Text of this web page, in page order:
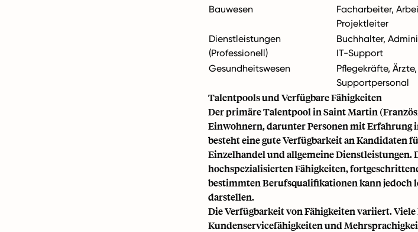
Bauwesen
Facharbeiter,
Projektleiter
Dienstleistungen
(Professionell)
Buchhalter,
IT-Support
Gesundheitswesen
Pflegekräfte, Ärzte,
Supportpersonal
Talentpools und Verfügbare Fähigkeiten
Der primäre Talentpool in Saint Martin
Einwohnern, darunter Personen mit Erfahrung
besteht eine gute Verfügbarkeit an Kandidaten
Einzelhandel und allgemeine Dienstleistungen.
hochspezialisierten Fähigkeiten,
bestimmten Berufsqualifikationen kann jedoch
darstellen.
Die Verfügbarkeit von Fähigkeiten variiert.
Kundenservicefähigkeiten und